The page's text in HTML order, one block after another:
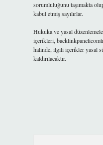
sorumluluğunu taşımakta
kabul etmiş sayılırlar.
Hukuka ve yasal
içerikleri,
halinde, ilgili içerikler yasal
kaldırılacaktır.